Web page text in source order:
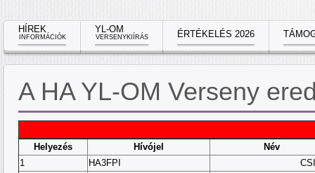
HÍREK
INFORMÁCIÓK
YL-OM
VERSENYKIÍRÁS ÉRTÉKELÉS 2026
A HA YL-OM Verseny
Helyezés Hívójel
Név
1
HA3FPI